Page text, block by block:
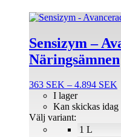
Sensizym –
Näringsämnen
363 SEK – 4.894 SEK
till
1 L
I lager
Kan skickas idag
Välj variant:
Den
produkten
har
flera
De
olika
alternativen
kan
väljas